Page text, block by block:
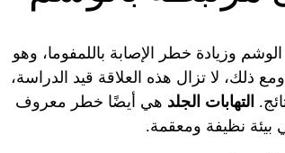
وزيادة خطر الإصابة باللمفوما، وهو
ذلك، لا تزال هذه العلاقة قيد الدراسة،
التهابات الجلد هي أيضًا خطر معروف
بيئة نظيفة ومعقمة.